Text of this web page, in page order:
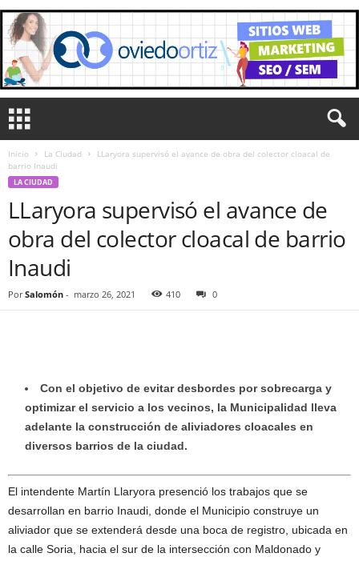
Inicio La Ciudad
LLaryora supervisó el avance de obra del colector cloacal de
barrio Inaudi
LA CIUDAD
LLaryora supervisó el avance de
obra del colector cloacal de barrio
Inaudi
Por Salomón - marzo 26, 2021 410 0
Con el objetivo de evitar desbordes por sobrecarga y
optimizar el servicio a los vecinos, la Municipalidad lleva
adelante la construcción de aliviadores cloacales en
diversos barrios de la ciudad.
El intendente Martín Llaryora presenció los trabajos que se
desarrollan en barrio Inaudi, donde el Municipio construye un
aliviador que se extenderá desde una boca de registro, ubicada en
la calle Soria, hacia el sur de la intersección con Maldonado y